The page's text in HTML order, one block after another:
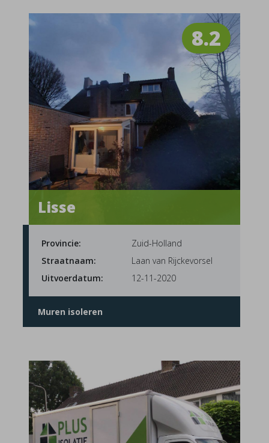
8.2
Lisse
Provincie:
Zuid-Holland
Straatnaam:
Laan van Rijckevorsel
Uitvoerdatum:
12-11-2020
Muren isoleren